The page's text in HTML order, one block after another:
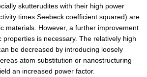
skutterudites with their high power
times Seebeck coefficient squared) are
materials. However, a further improvement
properties is necessary. The relatively high
be decreased by introducing loosely
atom substitution or nanostructuring
an increased power factor.